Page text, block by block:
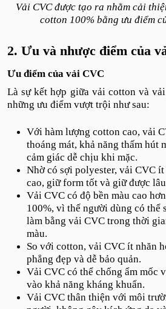
Vải CVC được tạo ra nhằm cải
cotton 100% bằng ưu điểm
2. Ưu và nhược điểm của
Ưu điểm của vải CVC
Là sự kết hợp giữa vải cotton và
những ưu điểm vượt trội như sau:
Với hàm lượng cotton cao, vải
thoáng mát, khả năng thấm hút
cảm giác dễ chịu khi mặc.
Nhờ có sợi polyester, vải CVC
cao, giữ form tốt và giữ được
Vải CVC có độ bền màu cao
100%, vì thế người dùng có thể
làm bằng vải CVC trong thời
màu.
So với cotton, vải CVC ít nhăn
phẳng đẹp và dễ bảo quản.
Vải CVC có thể chống ẩm mốc
vào khả năng kháng khuẩn.
Vải CVC thân thiện với môi